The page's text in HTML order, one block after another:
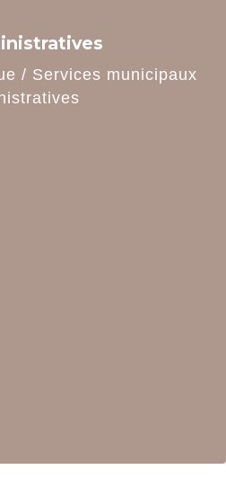
/ Services municipaux